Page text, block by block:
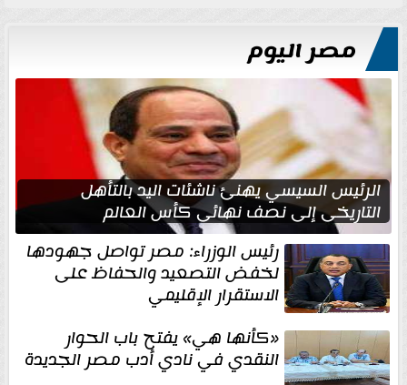
مصر اليوم
الرئيس السيسي يهنئ ناشئات اليد بالتأهل
التاريخي إلى نصف نهائي كأس العالم
رئيس الوزراء: مصر تواصل جهودها
لخفض التصعيد والحفاظ على
الاستقرار الإقليمي
«كأنها هي» يفتح باب الحوار
النقدي في نادي أدب مصر الجديدة